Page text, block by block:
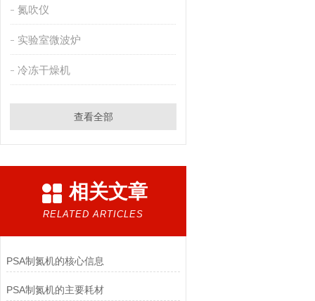
氮吹仪
实验室微波炉
冷冻干燥机
查看全部
相关文章
RELATED ARTICLES
PSA制氮机的核心信息
PSA制氮机的主要耗材